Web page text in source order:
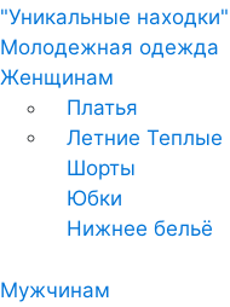
"Уникальные находки"
Молодежная одежда
Женщинам
Платья
Летние Теплые
Шорты
Юбки
Нижнее бельё
Мужчинам